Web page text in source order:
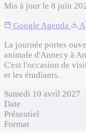
Mis à jour le 8 juin
Google Agenda
La journée portes
animale d'Annecy à
C'est l'occasion de
et les étudiants.
Samedi 10 avril 2027
Date
Présentiel
Format